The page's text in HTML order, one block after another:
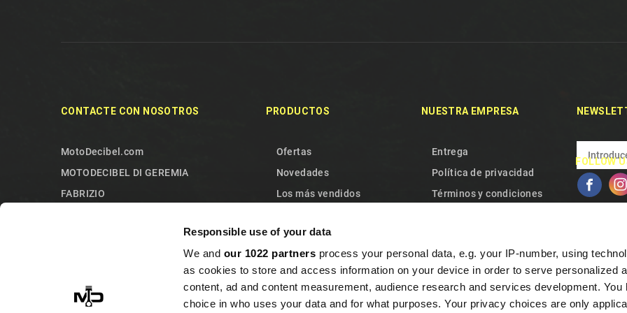
Responsible use of your data
We and our 1022 partners process your personal data, e.g. your IP-number, using
as cookies to store and access information on your device in order to serve personalized
content, ad and content measurement, audience research and services development. You
choice in who uses your data and for what purposes. Your privacy choices are only
CONTACTE CON NOSOTROS
MotoDecibel.com
MOTODECIBEL DI GEREMIA
FABRIZIO
+393513946375 (Whatsapp)
PRODUCTOS
Ofertas
Novedades
Los más vendidos
Mapa del sitio
NUESTRA EMPRESA
Entrega
Política de privacidad
Términos y condiciones
Garantía y desistimiento
Preguntas frecuentes
Programa de fidelidad
FOLLOW